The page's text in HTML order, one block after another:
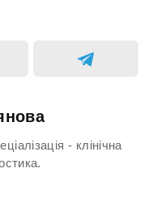
- клінічна